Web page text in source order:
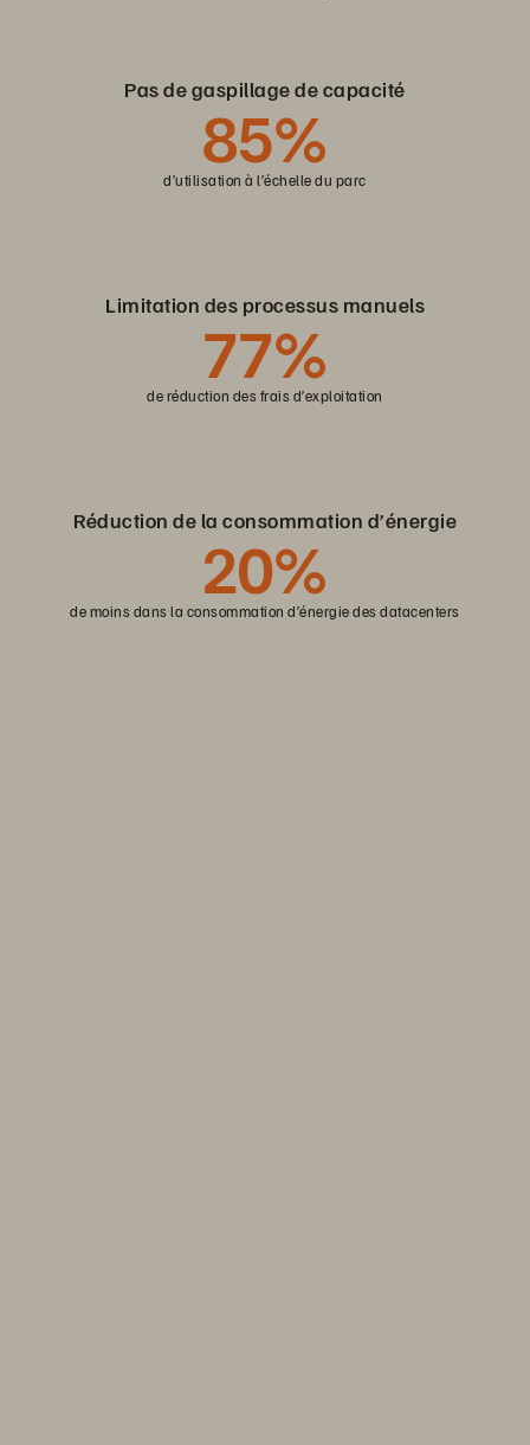
Pas de gaspillage de capacité
85%
d’utilisation à l’échelle du parc
Limitation des processus manuels
77%
de réduction des frais d’exploitation
Réduction de la consommation d’énergie
20%
de moins dans la consommation d’énergie des datacenters